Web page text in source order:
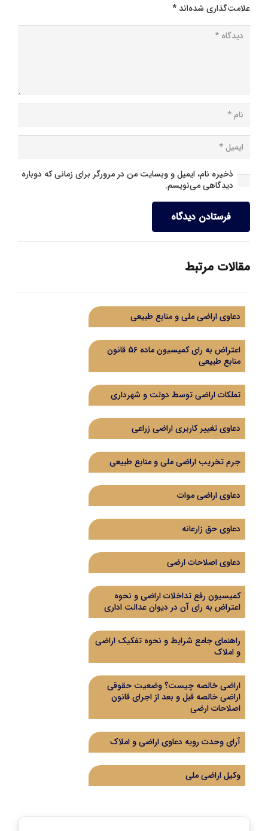
علامت‌گذاری شده‌اند*
ذخیره نام، ایمیل و وبسایت من در مرورگر برای زمانی که دوباره
دیدگاهی می‌نویسم.
فرستادن دیدگاه
مقالات مرتبط
دعاوی اراضی ملی و منابع طبیعی
اعتراض به رای کمیسیون ماده 56 قانون
منابع طبیعی
تملکات اراضی توسط دولت و شهرداری
دعاوی تغییر کاربری اراضی زراعی
جرم تخریب اراضی ملی و منابع طبیعی
دعاوی اراضی موات
دعاوی حق زارعانه
دعاوی اصلاحات ارضی
کمیسیون رفع تداخلات اراضی و نحوه
اعتراض به رای آن در دیوان عدالت اداری
راهنمای جامع شرایط و نحوه تفکیک اراضی
و املاک
اراضی خالصه چیست؟ وضعیت حقوقی
اراضی خالصه قبل و بعد از اجرای قانون
اصلاحات ارضی
آرای وحدت رویه دعاوی اراضی و املاک
وکیل اراضی ملی